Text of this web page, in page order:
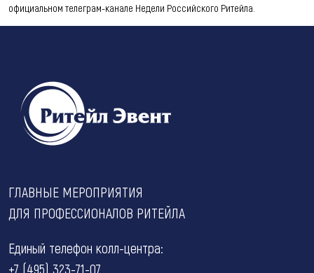
официальном телеграм-канале Недели Российского Ритейла.
ГЛАВНЫЕ МЕРОПРИЯТИЯ
ДЛЯ ПРОФЕССИОНАЛОВ РИТЕЙЛА
Единый телефон колл-центра:
+7 (495) 323-71-07